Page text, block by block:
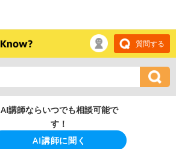
質問する
AI講師ならいつでも相談可能で
す！
AI講師に聞く